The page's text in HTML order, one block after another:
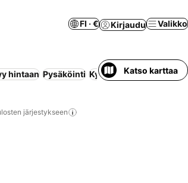
FI · € Kirjaudu Valikko
hintaan Pysäköinti Kylpylä Ilmastointi
Katso karttaa
järjestykseen